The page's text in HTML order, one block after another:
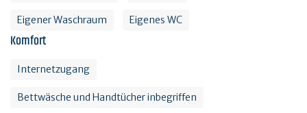
Eigener Waschraum Eigenes WC
Komfort
Internetzugang
Bettwäsche und Handtücher inbegriffen